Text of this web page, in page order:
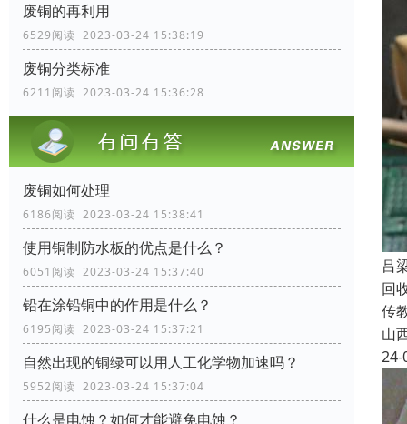
废铜的再利用
6529阅读 2023-03-24 15:38:19
废铜分类标准
6211阅读 2023-03-24 15:36:28
废铜如何处理
6186阅读 2023-03-24 15:38:41
使用铜制防水板的优点是什么？
6051阅读 2023-03-24 15:37:40
铅在涂铅铜中的作用是什么？
6195阅读 2023-03-24 15:37:21
自然出现的铜绿可以用人工化学物加速吗？
5952阅读 2023-03-24 15:37:04
什么是电蚀？如何才能避免电蚀？
吕
回
传
山
24-